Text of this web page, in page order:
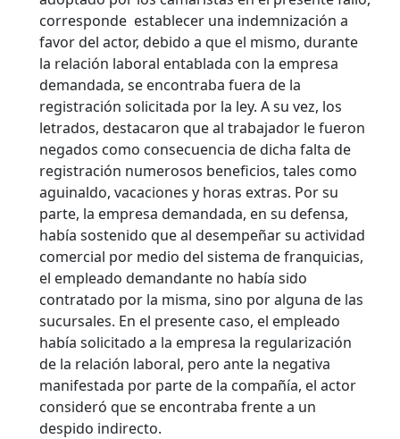
corresponde establecer una indemnización a
favor del actor, debido a que el mismo, durante
la relación laboral entablada con la empresa
demandada, se encontraba fuera de la
registración solicitada por la ley. A su vez, los
letrados, destacaron que al trabajador le fueron
negados como consecuencia de dicha falta de
registración numerosos beneficios, tales como
aguinaldo, vacaciones y horas extras. Por su
parte, la empresa demandada, en su defensa,
había sostenido que al desempeñar su actividad
comercial por medio del sistema de franquicias,
el empleado demandante no había sido
contratado por la misma, sino por alguna de las
sucursales. En el presente caso, el empleado
había solicitado a la empresa la regularización
de la relación laboral, pero ante la negativa
manifestada por parte de la compañía, el actor
consideró que se encontraba frente a un
despido indirecto.